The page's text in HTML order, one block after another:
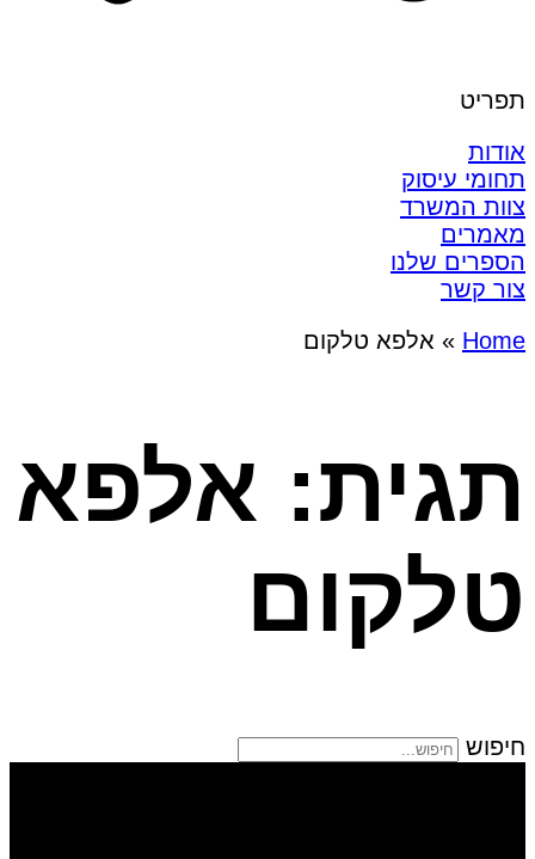
תפריט
אודות
תחומי עיסוק
צוות המשרד
מאמרים
הספרים שלנו
צור קשר
Home
» אלפא טלקום
תגית: אלפא
טלקום
חיפוש